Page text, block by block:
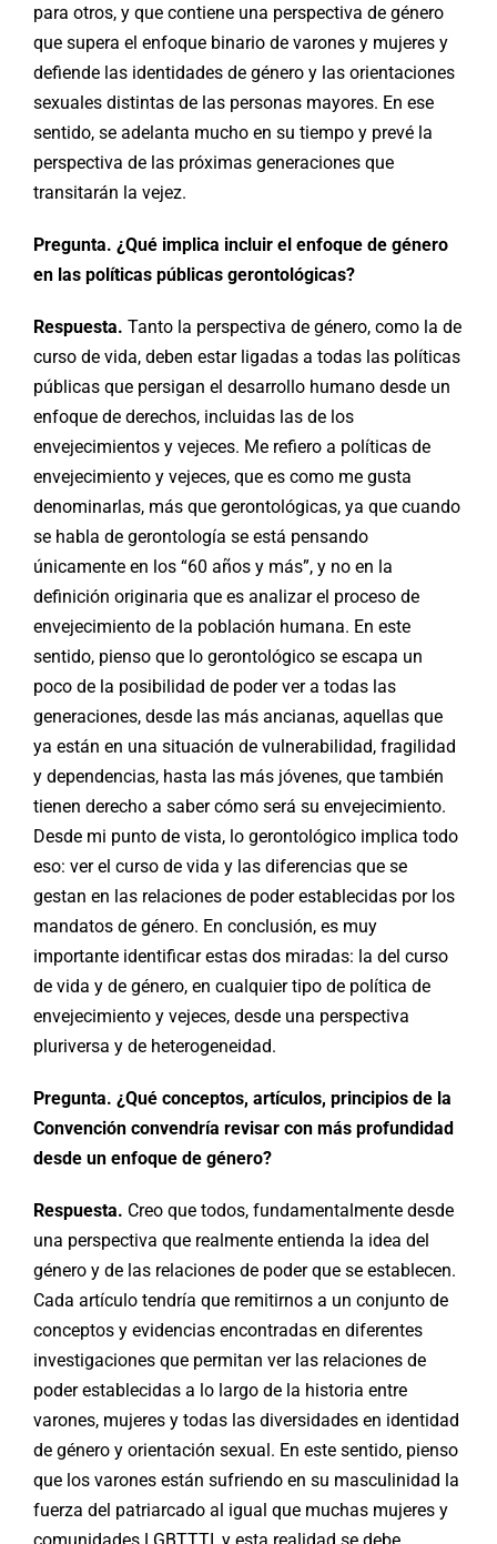
para otros, y que contiene una perspectiva de género
que supera el enfoque binario de varones y mujeres y
defiende las identidades de género y las orientaciones
sexuales distintas de las personas mayores. En ese
sentido, se adelanta mucho en su tiempo y prevé la
perspectiva de las próximas generaciones que
transitarán la vejez.
Pregunta. ¿Qué implica incluir el enfoque de género
en las políticas públicas gerontológicas?
Respuesta. Tanto la perspectiva de género, como la de
curso de vida, deben estar ligadas a todas las políticas
públicas que persigan el desarrollo humano desde un
enfoque de derechos, incluidas las de los
envejecimientos y vejeces. Me refiero a políticas de
envejecimiento y vejeces, que es como me gusta
denominarlas, más que gerontológicas, ya que cuando
se habla de gerontología se está pensando
únicamente en los “60 años y más”, y no en la
definición originaria que es analizar el proceso de
envejecimiento de la población humana. En este
sentido, pienso que lo gerontológico se escapa un
poco de la posibilidad de poder ver a todas las
generaciones, desde las más ancianas, aquellas que
ya están en una situación de vulnerabilidad, fragilidad
y dependencias, hasta las más jóvenes, que también
tienen derecho a saber cómo será su envejecimiento.
Desde mi punto de vista, lo gerontológico implica todo
eso: ver el curso de vida y las diferencias que se
gestan en las relaciones de poder establecidas por los
mandatos de género. En conclusión, es muy
importante identificar estas dos miradas: la del curso
de vida y de género, en cualquier tipo de política de
envejecimiento y vejeces, desde una perspectiva
pluriversa y de heterogeneidad.
Pregunta. ¿Qué conceptos, artículos, principios de la
Convención convendría revisar con más profundidad
desde un enfoque de género?
Respuesta. Creo que todos, fundamentalmente desde
una perspectiva que realmente entienda la idea del
género y de las relaciones de poder que se establecen.
Cada artículo tendría que remitirnos a un conjunto de
conceptos y evidencias encontradas en diferentes
investigaciones que permitan ver las relaciones de
poder establecidas a lo largo de la historia entre
varones, mujeres y todas las diversidades en identidad
de género y orientación sexual. En este sentido, pienso
que los varones están sufriendo en su masculinidad la
fuerza del patriarcado al igual que muchas mujeres y
comunidades LGBTTTI, y esta realidad se debe